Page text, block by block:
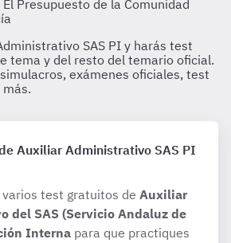
Auxiliar Administrativo SAS PI
test gratuitos de Auxiliar
del SAS (Servicio Andaluz de
Interna para que practiques